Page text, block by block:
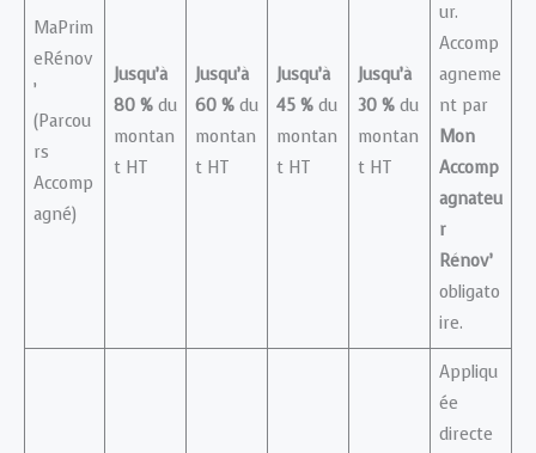
MaPrim
eRénov
’
(Parcou
rs
Accomp
agné)
Jusqu’à
80 % du
montan
t HT
Jusqu’à
60 % du
montan
t HT
Jusqu’à
45 % du
montan
t HT
Jusqu’à
30 % du
montan
t HT
ur.
Accomp
agneme
nt par
Mon
Accomp
agnateu
r
Rénov’
obligato
ire.
Appliqu
ée
directe